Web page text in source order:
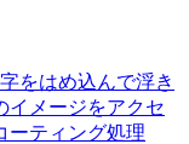
をはめ込んで浮き
イメージをアクセ
ーティング処理